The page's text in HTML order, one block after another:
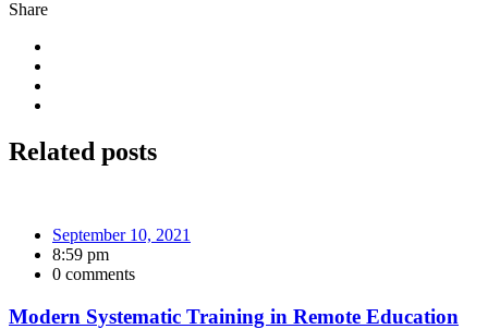
Share
Related posts
September 10, 2021
8:59 pm
0 comments
Modern Systematic Training in Remote Education